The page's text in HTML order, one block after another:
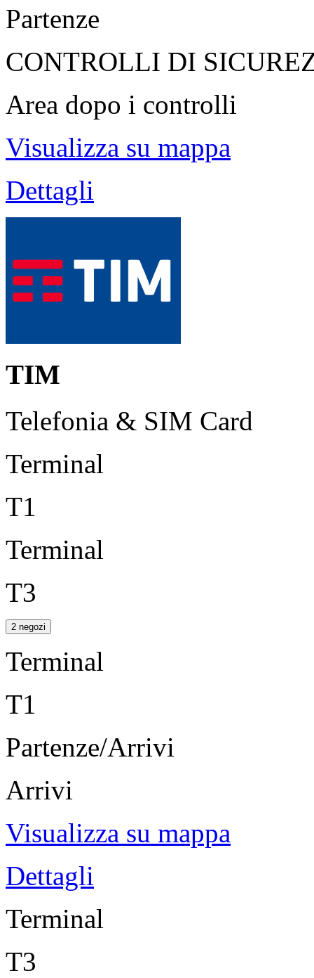
Partenze
CONTROLLI DI
Area dopo i controlli
Visualizza su mappa
Dettagli
TIM
Telefonia & SIM Card
Terminal
T1
Terminal
T3
2 negozi
Terminal
T1
Partenze/Arrivi
Arrivi
Visualizza su mappa
Dettagli
Terminal
T3